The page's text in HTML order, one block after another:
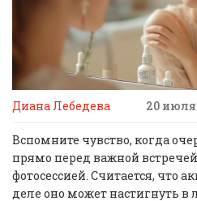
Диана Лебедева 20 июля
Вспомните чувство, когда
прямо перед важной
фотосессией. Считается, что
деле оно может настигнуть в